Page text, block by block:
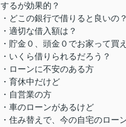
するが効果的？
・どこの銀行で借りると良いの？
・適切な借入額は？
・貯金０、頭金０でお家って買
・いくら借りられるだろう？
・ローンに不安のある方
・育休中だけど
・自営業の方
・車のローンがあるけど
・住み替えで、今の自宅のロー